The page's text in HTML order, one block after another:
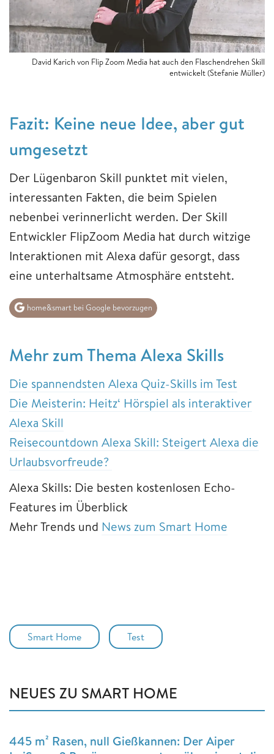
David Karich von Flip Zoom Media hat auch den Flaschendrehen Skill
entwickelt (Stefanie Müller)
Fazit: Keine neue Idee, aber gut
umgesetzt
Der Lügenbaron Skill punktet mit vielen,
interessanten Fakten, die beim Spielen
nebenbei verinnerlicht werden. Der Skill
Entwickler FlipZoom Media hat durch witzige
Interaktionen mit Alexa dafür gesorgt, dass
eine unterhaltsame Atmosphäre entsteht.
home&smart bei Google bevorzugen
Mehr zum Thema Alexa Skills
Die spannendsten Alexa Quiz-Skills im Test
Die Meisterin: Heitz‘ Hörspiel als interaktiver
Alexa Skill
Reisecountdown Alexa Skill: Steigert Alexa die
Urlaubsvorfreude?
Alexa Skills: Die besten kostenlosen Echo-
Features im Überblick
Mehr Trends und News zum Smart Home
Smart Home Test
NEUES ZU SMART HOME
445 m² Rasen, null Gießkannen: Der Aiper